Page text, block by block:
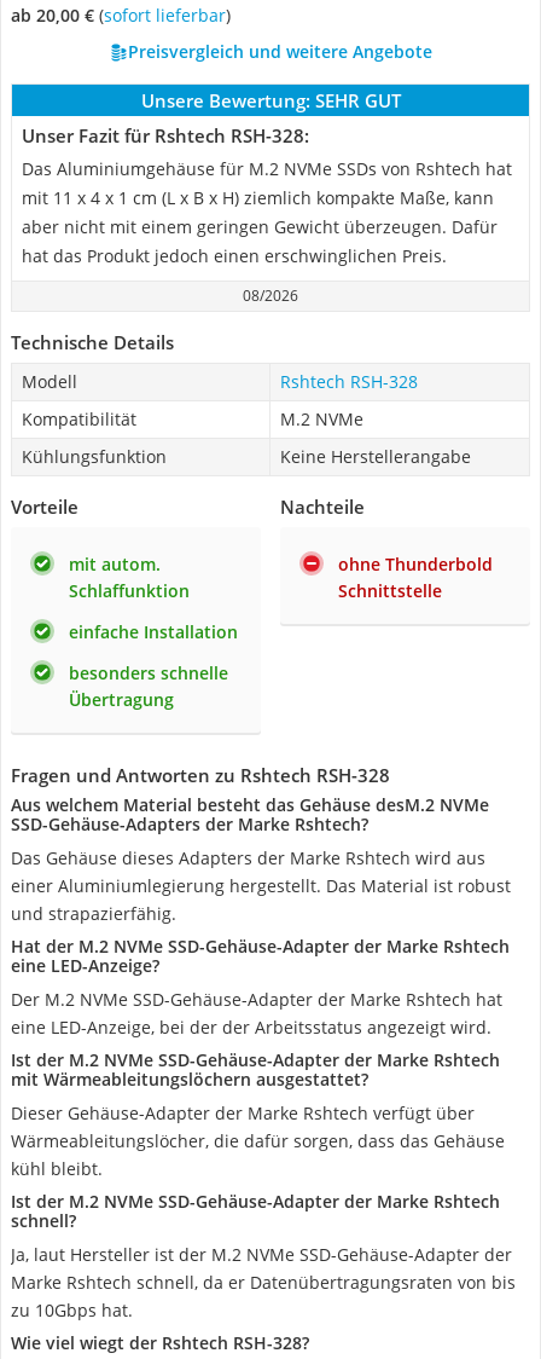
ab 20,00 € ( Sofort lieferbar)
Preisvergleich und weitere Angebote
Unsere Bewertung: SEHR GUT
Unser Fazit für Rshtech RSH-328:
Das Aluminiumgehäuse für M.2 NVMe SSDs von Rshtech hat
mit 11 x 4 x 1 cm (L x B x H) ziemlich kompakte Maße, kann
aber nicht mit einem geringen Gewicht überzeugen. Dafür
hat das Produkt jedoch einen erschwinglichen Preis.
08/2026
Technische Details
Modell
Rshtech RSH-328
Kompatibilität
M.2 NVMe
Kühlungsfunktion
Keine Herstellerangabe
Vorteile
mit autom.
Schlaffunktion
einfache Installation
besonders schnelle
Übertragung
Nachteile
ohne Thunderbold
Schnittstelle
Fragen und Antworten zu Rshtech RSH-328
Aus welchem Material besteht das Gehäuse desM.2 NVMe
SSD-Gehäuse-Adapters der Marke Rshtech?
Das Gehäuse dieses Adapters der Marke Rshtech wird aus
einer Aluminiumlegierung hergestellt. Das Material ist robust
und strapazierfähig.
Hat der M.2 NVMe SSD-Gehäuse-Adapter der Marke Rshtech
eine LED-Anzeige?
Der M.2 NVMe SSD-Gehäuse-Adapter der Marke Rshtech hat
eine LED-Anzeige, bei der der Arbeitsstatus angezeigt wird.
Ist der M.2 NVMe SSD-Gehäuse-Adapter der Marke Rshtech
mit Wärmeableitungslöchern ausgestattet?
Dieser Gehäuse-Adapter der Marke Rshtech verfügt über
Wärmeableitungslöcher, die dafür sorgen, dass das Gehäuse
kühl bleibt.
Ist der M.2 NVMe SSD-Gehäuse-Adapter der Marke Rshtech
schnell?
Ja, laut Hersteller ist der M.2 NVMe SSD-Gehäuse-Adapter der
Marke Rshtech schnell, da er Datenübertragungsraten von bis
zu 10Gbps hat.
Wie viel wiegt der Rshtech RSH-328?